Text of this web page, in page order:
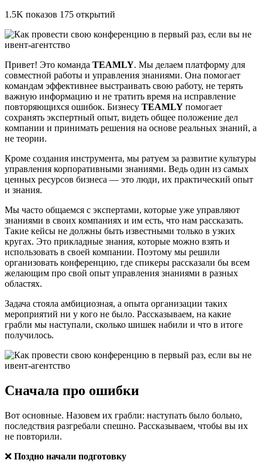
1.5K показов 175 открытий
Привет! Это команда TEAMLY. Мы делаем платформу для
совместной работы и управления знаниями. Она помогает
командам эффективнее выстраивать свою работу, не терять
важную информацию и не тратить время на исправление
повторяющихся ошибок. Бизнесу TEAMLY помогает
сохранять экспертный опыт, видеть общее положение дел
компании и принимать решения на основе реальных знаний, а
не теории.
Кроме создания инструмента, мы ратуем за развитие культуры
управления корпоративными знаниями. Ведь один из самых
ценных ресурсов бизнеса — это люди, их практический опыт
и знания.
Мы часто общаемся с экспертами, которые уже управляют
знаниями в своих компаниях и им есть, что нам рассказать.
Такие кейсы не должны быть известными только в узких
кругах. Это прикладные знания, которые можно взять и
использовать в своей компании. Поэтому мы решили
организовать конференцию, где спикеры рассказали бы всем
желающим про свой опыт управления знаниями в разных
областях.
Задача стояла амбициозная, а опыта организации таких
мероприятий ни у кого не было. Рассказываем, на какие
грабли мы наступали, сколько шишек набили и что в итоге
получилось.
Сначала про ошибки
Вот основные. Назовем их грабли: наступать было больно,
последствия разгребали спешно. Рассказываем, чтобы вы их
не повторили.
❌ Поздно начали подготовку